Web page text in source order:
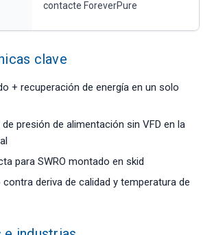
contacte ForeverPure
clave
+ recuperación de energía en un solo
presión de alimentación sin VFD en la
para SWRO montado en skid
deriva de calidad y temperatura de